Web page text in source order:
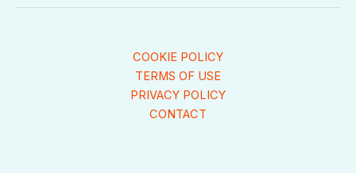
COOKIE POLICY
TERMS OF USE
PRIVACY POLICY
CONTACT